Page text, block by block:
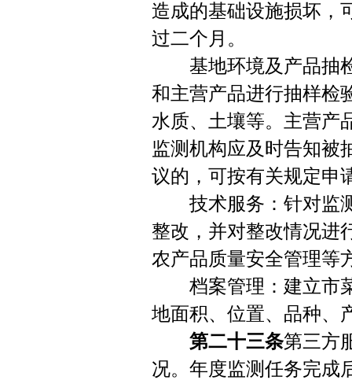
造成的基础设施损坏，
过二个月。
基地环境及产品抽检
和主营产品进行抽样检
水质、土壤等。主营产
监测机构应及时告知被
议的，可按有关规定申
技术服务：针对监测
整改，并对整改情况进
农产品质量安全管理等
档案管理：建立市菜
地面积、位置、品种、
第二十三条第三方
况。年度监测任务完成